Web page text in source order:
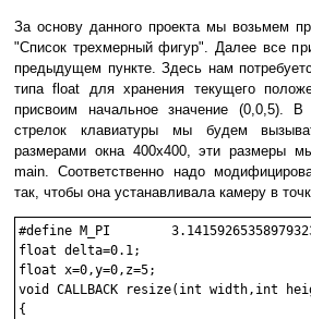
За основу данного проекта мы возьмем
"Список трехмерный фигур". Далее все
предыдущем пункте. Здесь нам
типа float для хранения текущего
присвоим начальное значение (0,0,5). В
стрелок клавиатуры мы будем
размерами окна 400х400, эти размеры
main. Соответственно надо
так, чтобы она устанавливала камеру в
#define M_PI
float delta=0.1;
float x=0,y=0,z=5;
void CALLBACK resize(int width,int
{